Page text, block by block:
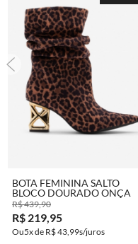
BOTA FEMININA SALTO
BLOCO DOURADO ONÇA
R$ 439,90
R$ 219,95
5x de R$ 43,99
COMPRAR